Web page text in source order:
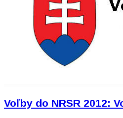
Voľby do NRSR 2012: